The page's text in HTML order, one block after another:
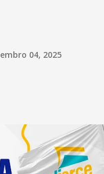
04, 2025